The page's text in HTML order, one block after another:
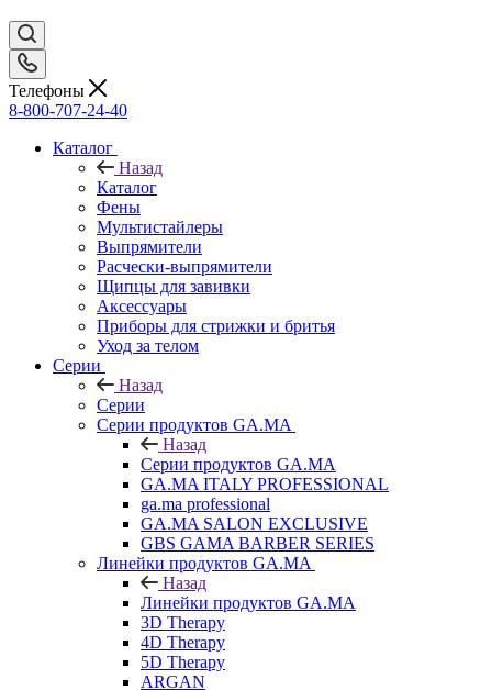
Телефоны
8-800-707-24-40
Каталог
Назад
Каталог
Фены
Мультистайлеры
Выпрямители
Расчески-выпрямители
Щипцы для завивки
Аксессуары
Приборы для стрижки и бритья
Уход за телом
Серии
Назад
Серии
Серии продуктов GA.MA
Назад
Серии продуктов GA.MA
GA.MA ITALY PROFESSIONAL
ga.ma professional
GA.MA SALON EXCLUSIVE
GBS GAMA BARBER SERIES
Линейки продуктов GA.MA
Назад
Линейки продуктов GA.MA
3D Therapy
4D Therapy
5D Therapy
ARGAN